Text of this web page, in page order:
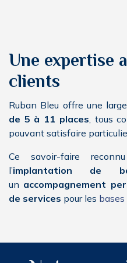
Une expertise
clients
Ruban Bleu offre une large
de 5 à 11 places , tous
pouvant satisfaire
Ce savoir-faire
l’implantation de
un accompagnement
de services pour les bases